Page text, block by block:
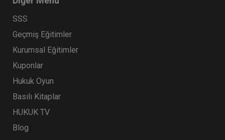
SSS
Geçmiş Eğitimler
Kurumsal Eğitimler
Kuponlar
Hukuk Oyun
Basılı Kitaplar
HUKUK TV
Blog